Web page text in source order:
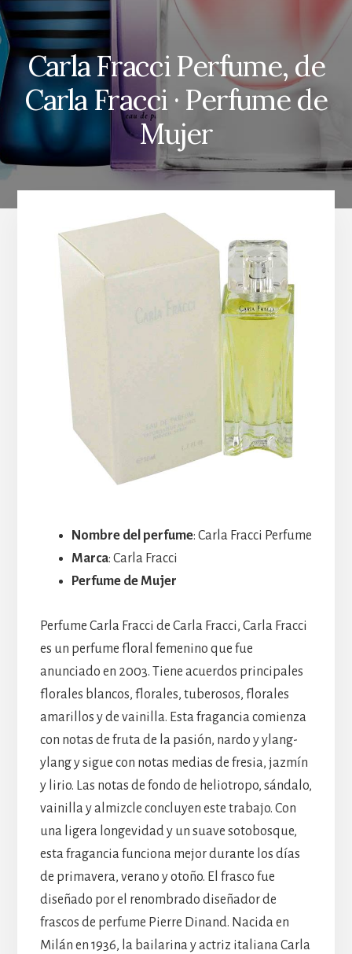
Carla Fracci Perfume, de
Carla Fracci · Perfume de
Mujer
Nombre del perfume: Carla Fracci Perfume
Marca: Carla Fracci
Perfume de Mujer
Perfume Carla Fracci de Carla Fracci, Carla Fracci
es un perfume floral femenino que fue
anunciado en 2003. Tiene acuerdos principales
florales blancos, florales, tuberosos, florales
amarillos y de vainilla. Esta fragancia comienza
con notas de fruta de la pasión, nardo y ylang-
ylang y sigue con notas medias de fresia, jazmín
y lirio. Las notas de fondo de heliotropo, sándalo,
vainilla y almizcle concluyen este trabajo. Con
una ligera longevidad y un suave sotobosque,
esta fragancia funciona mejor durante los días
de primavera, verano y otoño. El frasco fue
diseñado por el renombrado diseñador de
frascos de perfume Pierre Dinand. Nacida en
Milán en 1936, la bailarina y actriz italiana Carla